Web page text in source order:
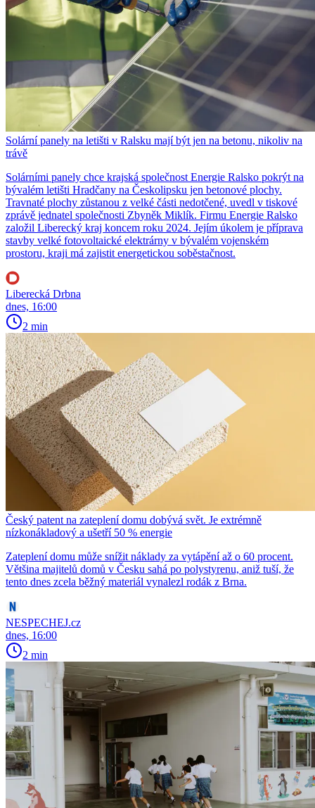
Solární panely na letišti v Ralsku mají být jen na betonu, nikoliv na
trávě
Solárními panely chce krajská společnost Energie Ralsko pokrýt na
bývalém letišti Hradčany na Českolipsku jen betonové plochy.
Travnaté plochy zůstanou z velké části nedotčené, uvedl v tiskové
zprávě jednatel společnosti Zbyněk Miklík. Firmu Energie Ralsko
založil Liberecký kraj koncem roku 2024. Jejím úkolem je příprava
stavby velké fotovoltaické elektrárny v bývalém vojenském
prostoru, kraji má zajistit energetickou soběstačnost.
Liberecká Drbna
dnes, 16:00
2 min
Český patent na zateplení domu dobývá svět. Je extrémně
nízkonákladový a ušetří 50 % energie
Zateplení domu může snížit náklady za vytápění až o 60 procent.
Většina majitelů domů v Česku sahá po polystyrenu, aniž tuší, že
tento dnes zcela běžný materiál vynalezl rodák z Brna.
NESPECHEJ.cz
dnes, 16:00
2 min